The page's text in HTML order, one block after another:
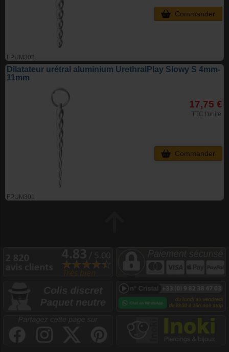
FPUM303
Commander
Dilatateur urétral aluminium UrethralPlay Slowy S 4mm-
11mm
FPUM301
17,75 €
TTC l'unite
Commander